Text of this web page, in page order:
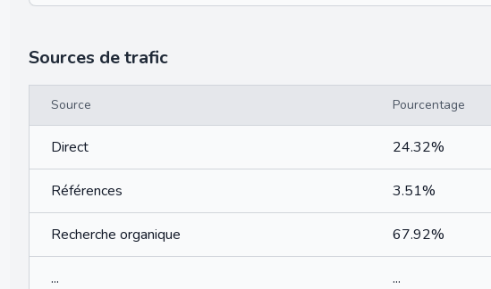
Sources de trafic
Source Pourcentage
Direct 24.32%
Références 3.51%
Recherche organique 67.92%
... ...